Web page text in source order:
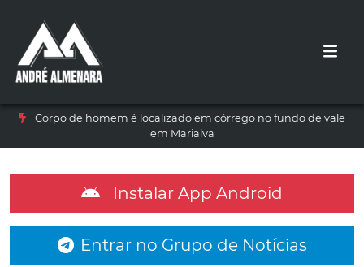
Corpo de homem é localizado em córrego no fundo de vale
em Marialva
Instalar App Android
Entrar no Grupo de Notícias